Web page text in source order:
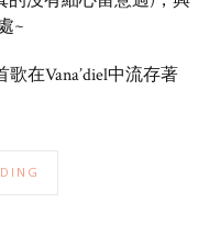
~
在Vana’diel中流存著